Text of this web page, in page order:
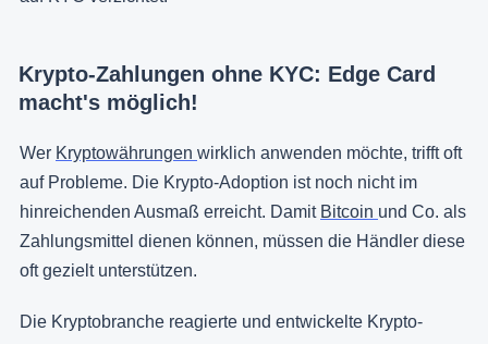
Krypto-Zahlungen ohne KYC: Edge Card
macht's möglich!
Wer Kryptowährungen wirklich anwenden möchte, trifft oft
auf Probleme. Die Krypto-Adoption ist noch nicht im
hinreichenden Ausmaß erreicht. Damit Bitcoin und Co. als
Zahlungsmittel dienen können, müssen die Händler diese
oft gezielt unterstützen.
Die Kryptobranche reagierte und entwickelte Krypto-